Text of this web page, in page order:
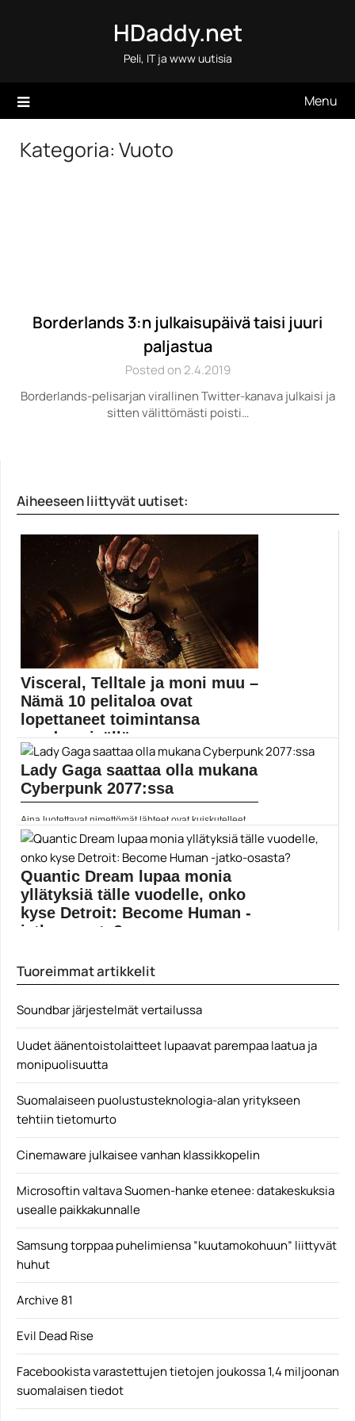
HDaddy.net
Peli, IT ja www uutisia
Menu
Kategoria: Vuoto
Borderlands 3:n julkaisupäivä taisi juuri
paljastua
Posted on 2.4.2019
Borderlands-pelisarjan virallinen Twitter-kanava julkaisi ja
sitten välittömästi poisti…
Aiheeseen liittyvät uutiset:
Visceral, Telltale ja moni muu –
Nämä 10 pelitaloa ovat
lopettaneet toimintansa
vuoden sisällä
Telltale ei ole ainoa studio joka on...
Electronic Arts
Lady Gaga saattaa olla mukana
Cyberpunk 2077:ssa
Aina luotettavat nimettömät lähteet ovat kuiskutelleet,
että Lady...
CD Projekt Red
Quantic Dream lupaa monia
yllätyksiä tälle vuodelle, onko
kyse Detroit: Become Human -
jatko-osasta?
että...
Tuoreimmat artikkelit
Soundbar järjestelmät vertailussa
Uudet äänentoistolaitteet lupaavat parempaa laatua ja
monipuolisuutta
Suomalaiseen puolustusteknologia-alan yritykseen
tehtiin tietomurto
Cinemaware julkaisee vanhan klassikkopelin
Microsoftin valtava Suomen-hanke etenee: datakeskuksia
usealle paikkakunnalle
Samsung torppaa puhelimiensa ”kuutamokohuun” liittyvät
huhut
Archive 81
Evil Dead Rise
Facebookista varastettujen tietojen joukossa 1,4 miljoonan
suomalaisen tiedot